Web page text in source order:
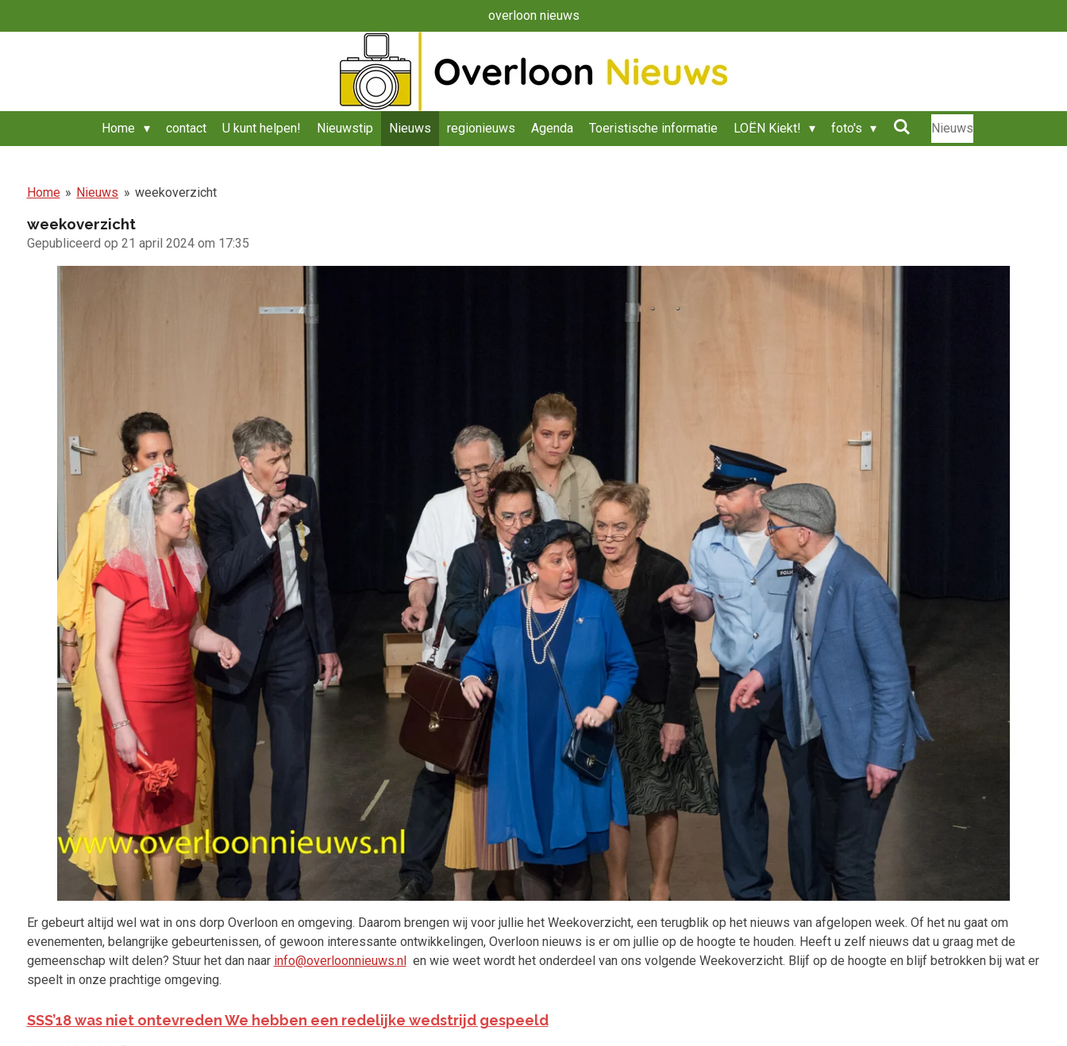
direct
overloon nieuws
Home contact U kunt helpen! Nieuwstip Nieuws regionieuws Agenda Toeristische informatie LOËN Kiekt! foto's Nieuws
Home » Nieuws » weekoverzicht
weekoverzicht
Gepubliceerd op 21 april 2024 om 17:35
Er gebeurt altijd wel wat in ons dorp Overloon en omgeving. Daarom brengen wij voor jullie het Weekoverzicht, een terugblik op het nieuws van afgelopen week. Of het nu gaat om
evenementen, belangrijke gebeurtenissen, of gewoon interessante ontwikkelingen, Overloon nieuws is er om jullie op de hoogte te houden. Heeft u zelf nieuws dat u graag met de
gemeenschap wilt delen? Stuur het dan naar info@overloonnieuws.nl en wie weet wordt het onderdeel van ons volgende Weekoverzicht. Blijf op de hoogte en blijf betrokken bij wat er
speelt in onze prachtige omgeving.
SSS’18 was niet ontevreden We hebben een redelijke wedstrijd gespeeld